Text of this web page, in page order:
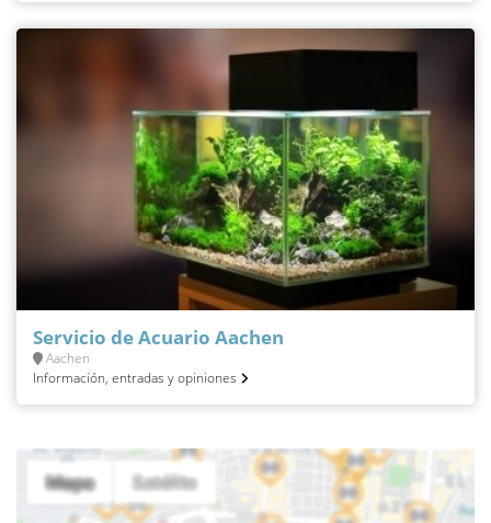
Servicio de Acuario Aachen
Aachen
Información, entradas y opiniones